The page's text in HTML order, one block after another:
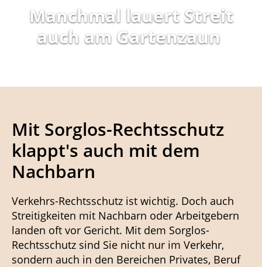
Manchmal lauert Streit
auch am Gartenzaun
Mit Sorglos-Rechtsschutz
klappt's auch mit dem
Nachbarn
Verkehrs-Rechtsschutz ist wichtig. Doch auch
Streitigkeiten mit Nachbarn oder Arbeitgebern
landen oft vor Gericht. Mit dem Sorglos-
Rechtsschutz sind Sie nicht nur im Verkehr,
sondern auch in den Bereichen Privates, Beruf